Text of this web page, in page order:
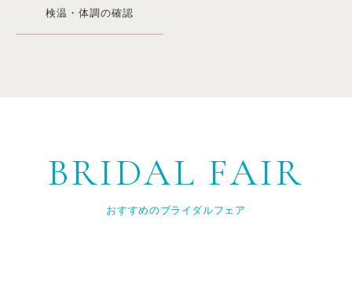
検温・体調の確認
BRIDAL FAIR
おすすめのブライダルフェア